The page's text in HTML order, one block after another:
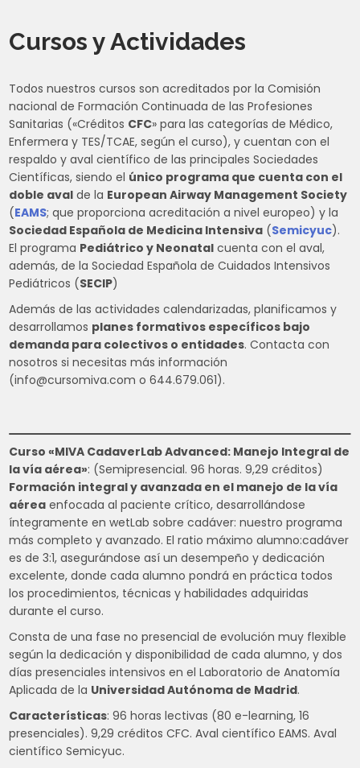
Cursos y Actividades
Todos nuestros cursos son acreditados por la Comisión
nacional de Formación Continuada de las Profesiones
Sanitarias («Créditos CFC» para las categorías de Médico,
Enfermera y TES/TCAE, según el curso), y cuentan con el
respaldo y aval científico de las principales Sociedades
Científicas, siendo el único programa que cuenta con el
doble aval de la European Airway Management Society
(EAMS; que proporciona acreditación a nivel europeo) y la
Sociedad Española de Medicina Intensiva (Semicyuc).
El programa Pediátrico y Neonatal cuenta con el aval,
además, de la Sociedad Española de Cuidados Intensivos
Pediátricos (SECIP)
Además de las actividades calendarizadas, planificamos y
desarrollamos planes formativos específicos bajo
demanda para colectivos o entidades. Contacta con
nosotros si necesitas más información
(info@cursomiva.com o 644.679.061).
Curso «MIVA CadaverLab Advanced: Manejo Integral de
la vía aérea»: (Semipresencial. 96 horas. 9,29 créditos)
Formación integral y avanzada en el manejo de la vía
aérea enfocada al paciente crítico, desarrollándose
íntegramente en wetLab sobre cadáver: nuestro programa
más completo y avanzado. El ratio máximo alumno:cadáver
es de 3:1, asegurándose así un desempeño y dedicación
excelente, donde cada alumno pondrá en práctica todos
los procedimientos, técnicas y habilidades adquiridas
durante el curso.
Consta de una fase no presencial de evolución muy flexible
según la dedicación y disponibilidad de cada alumno, y dos
días presenciales intensivos en el Laboratorio de Anatomía
Aplicada de la Universidad Autónoma de Madrid.
Características: 96 horas lectivas (80 e-learning, 16
presenciales). 9,29 créditos CFC. Aval científico EAMS. Aval
científico Semicyuc.